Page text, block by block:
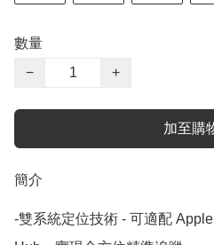
數量
−
+
加至購
簡介
-雙系統定位技術 - 可適配